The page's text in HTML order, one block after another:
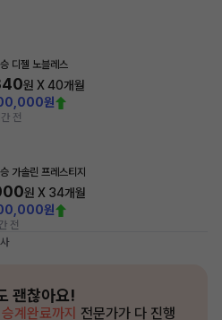
디젤 노블레스
원 X40개월
원
전
가솔린 프레스티지
원 X 34개월
원
전
괜찮아요!
계완료까지 전문가가 다 진행